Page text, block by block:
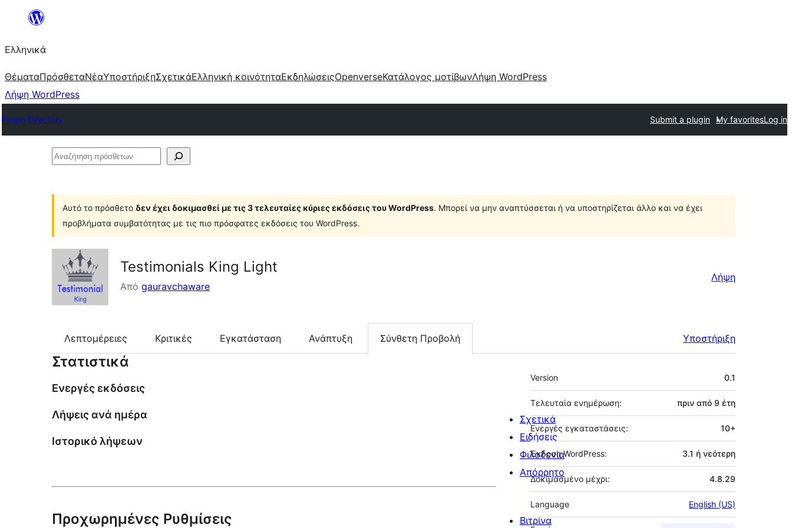
Μετάβαση
περιεχόμενο
Ελληνικά
ΘέματαΠρόσθεταΝέαΥποστήριξηΣχετικάΕλληνική κοινότηταΕκδηλώσειςOpenverseΚατάλογος μοτίβωνΛήψη WordPress
Λήψη WordPress
Plugin Directory Submit a plugin My favoritesLog in
Αναζήτηση
Αυτό το πρόσθετο δεν έχει δοκιμασθεί με τις 3 τελευταίες κύριες εκδόσεις του WordPress. Μπορεί να μην αναπτύσσεται ή να υποστηρίζεται άλλο και να έχει
προβλήματα συμβατότητας με τις πιο πρόσφατες εκδόσεις του WordPress.
Testimonials King Light
Από gauravchaware
Λήψη
Λεπτομέρειες Κριτικές Εγκατάσταση Ανάπτυξη Σύνθετη Προβολή Υποστήριξη
Στατιστικά
Ενεργές εκδόσεις
Λήψεις ανά ημέρα
Ιστορικό λήψεων
Προχωρημένες Ρυθμίσεις
Μεταστοιχεία
Version 0.1
Τελευταία ενημέρωση: πριν από 9 έτη
Ενεργές εγκαταστάσεις: 10+
Έκδοση WordPress: 3.1 ή νεότερη
Δοκιμασμένο μέχρι: 4.8.29
Language English (US)
Σχετικά
Ειδήσεις
Φιλοξενία
Απόρρητο
Βιτρίνα